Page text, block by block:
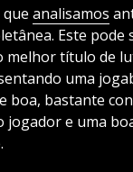
analisamos
Este pode
melhor título de
uma
boa, bastante
jogador e uma